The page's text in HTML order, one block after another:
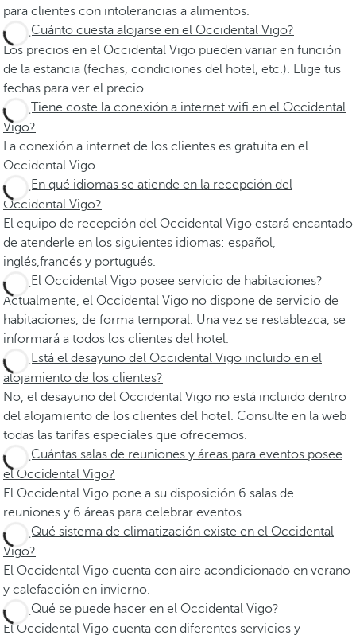
para clientes con intolerancias a alimentos.
¿Cuánto cuesta alojarse en el Occidental Vigo?
Los precios en el Occidental Vigo pueden variar en función
de la estancia (fechas, condiciones del hotel, etc.). Elige tus
fechas para ver el precio.
¿Tiene coste la conexión a internet wifi en el Occidental
Vigo?
La conexión a internet de los clientes es gratuita en el
Occidental Vigo.
¿En qué idiomas se atiende en la recepción del
Occidental Vigo?
El equipo de recepción del Occidental Vigo estará encantado
de atenderle en los siguientes idiomas: español,
inglés,francés y portugués.
¿El Occidental Vigo posee servicio de habitaciones?
Actualmente, el Occidental Vigo no dispone de servicio de
habitaciones, de forma temporal. Una vez se restablezca, se
informará a todos los clientes del hotel.
¿Está el desayuno del Occidental Vigo incluido en el
alojamiento de los clientes?
No, el desayuno del Occidental Vigo no está incluido dentro
del alojamiento de los clientes del hotel. Consulte en la web
todas las tarifas especiales que ofrecemos.
¿Cuántas salas de reuniones y áreas para eventos posee
el Occidental Vigo?
El Occidental Vigo pone a su disposición 6 salas de
reuniones y 6 áreas para celebrar eventos.
¿Qué sistema de climatización existe en el Occidental
Vigo?
El Occidental Vigo cuenta con aire acondicionado en verano
y calefacción en invierno.
¿Qué se puede hacer en el Occidental Vigo?
El Occidental Vigo cuenta con diferentes servicios y